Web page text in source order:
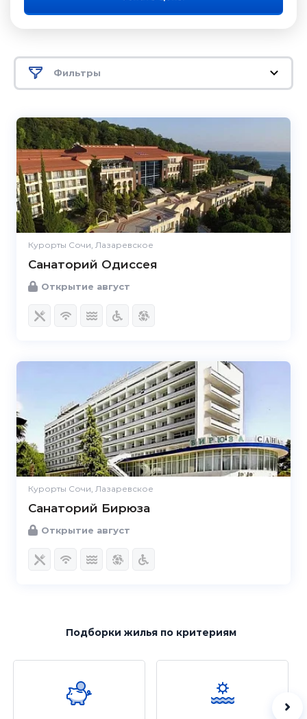
Фильтры
Курорты Сочи, Лазаревское
Санаторий Одиссея
Открытие август
Курорты Сочи, Лазаревское
Санаторий Бирюза
Открытие август
Подборки жильяпо критериям